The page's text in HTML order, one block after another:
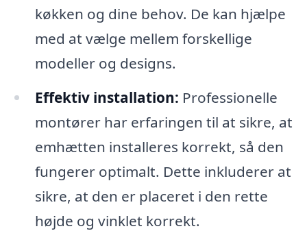
køkken og dine behov. De kan hjælpe
med at vælge mellem forskellige
modeller og designs.
Effektiv installation: Professionelle
montører har erfaringen til at sikre, at
emhætten installeres korrekt, så den
fungerer optimalt. Dette inkluderer at
sikre, at den er placeret i den rette
højde og vinklet korrekt.